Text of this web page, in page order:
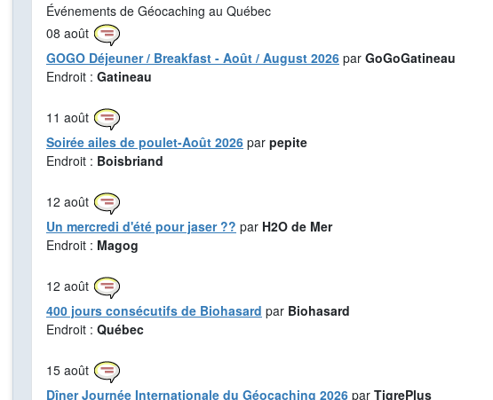
Événements de Géocaching au Québec
08 août
GOGO Déjeuner / Breakfast - Août / August 2026 par GoGoGatineau
Endroit : Gatineau
11 août
Soirée ailes de poulet-Août 2026 par pepite
Endroit : Boisbriand
12 août
Un mercredi d'été pour jaser ?? par H2O de Mer
Endroit : Magog
12 août
400 jours consécutifs de Biohasard par Biohasard
Endroit : Québec
15 août
Dîner Journée Internationale du Géocaching 2026 par TigrePlus